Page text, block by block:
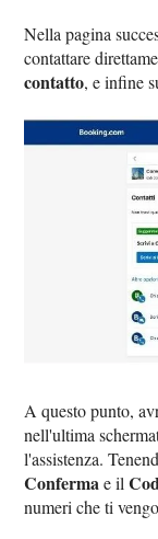
Nella pagina
contattare
contatto, e infine
A questo punto,
nell'ultima
l'assistenza.
Confermae il
numeri che ti